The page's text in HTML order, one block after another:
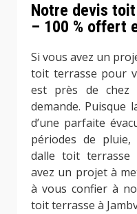
Notre devis
– 100 % offert
Si vous avez un
toit terrasse pour
est près de chez
demande. Puisque
d’une parfaite
périodes de
dalle toit terrasse
avez un projet à
à vous confier à
toit terrasse à